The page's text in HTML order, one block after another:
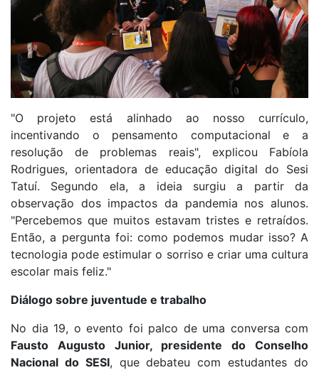
"O projeto está alinhado ao nosso currículo,
incentivando o pensamento computacional e a
resolução de problemas reais", explicou Fabíola
Rodrigues, orientadora de educação digital do Sesi
Tatuí. Segundo ela, a ideia surgiu a partir da
observação dos impactos da pandemia nos alunos.
"Percebemos que muitos estavam tristes e retraídos.
Então, a pergunta foi: como podemos mudar isso? A
tecnologia pode estimular o sorriso e criar uma cultura
escolar mais feliz."
Diálogo sobre juventude e trabalho
No dia 19, o evento foi palco de uma conversa com
Fausto Augusto Junior, presidente do Conselho
Nacional do SESI, que debateu com estudantes do